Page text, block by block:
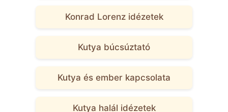
Konrad Lorenz idézetek
Kutya búcsúztató
Kutya és ember kapcsolata
Kutya halál idézetek